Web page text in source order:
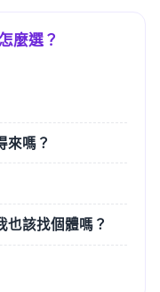
麼選？
來嗎？
也該找個體嗎？